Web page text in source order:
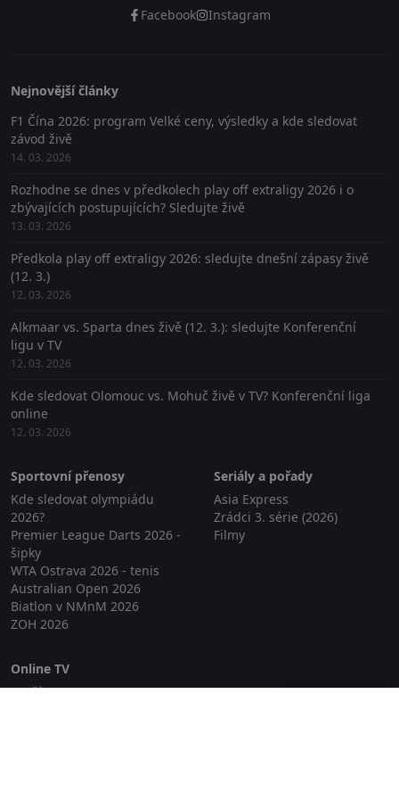
Facebook Instagram
Nejnovější články
F1 Čína 2026: program Velké ceny, výsledky a kde sledovat
závod živě
14. 03. 2026
Rozhodne se dnes v předkolech play off extraligy 2026 i o
zbývajících postupujících? Sledujte živě
13. 03. 2026
Předkola play off extraligy 2026: sledujte dnešní zápasy živě
(12. 3.)
12. 03. 2026
Alkmaar vs. Sparta dnes živě (12. 3.): sledujte Konferenční
ligu v TV
12. 03. 2026
Kde sledovat Olomouc vs. Mohuč živě v TV? Konferenční liga
online
12. 03. 2026
Sportovní přenosy
Kde sledovat olympiádu
2026?
Premier League Darts 2026 -
šipky
WTA Ostrava 2026 - tenis
Australian Open 2026
Biatlon v NMnM 2026
ZOH 2026
Seriály a pořady
Asia Express
Zrádci 3. série (2026)
Filmy
Online TV
Lepší.TV